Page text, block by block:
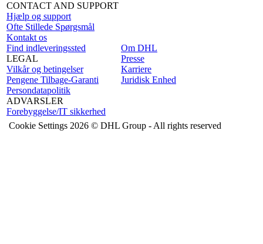
CONTACT AND SUPPORT
Hjælp og support
Ofte Stillede Spørgsmål
Kontakt os
Find indleveringssted
LEGAL
Vilkår og betingelser
Pengene Tilbage-Garanti
Persondatapolitik
ADVARSLER
Forebyggelse/IT sikkerhed
Om DHL
Presse
Karriere
Juridisk Enhed
Cookie Settings 2026 © DHL Group - All rights reserved